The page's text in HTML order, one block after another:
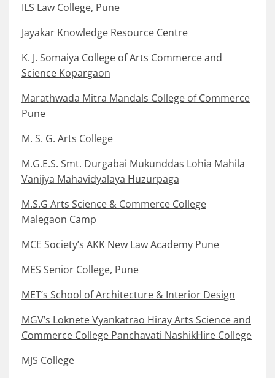
ILS Law College, Pune
Jayakar Knowledge Resource Centre
K. J. Somaiya College of Arts Commerce and
Science Kopargaon
Marathwada Mitra Mandals College of Commerce
Pune
M. S. G. Arts College
M.G.E.S. Smt. Durgabai Mukunddas Lohia Mahila
Vanijya Mahavidyalaya Huzurpaga
M.S.G Arts Science & Commerce College
Malegaon Camp
MCE Society’s AKK New Law Academy Pune
MES Senior College, Pune
MET’s School of Architecture & Interior Design
MGV’s Loknete Vyankatrao Hiray Arts Science and
Commerce College Panchavati NashikHire College
MJS College